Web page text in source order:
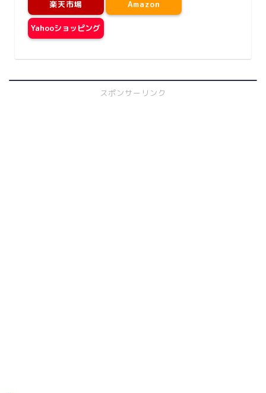
楽天市場 Amazon
Yahooショッピング
スポンサーリンク